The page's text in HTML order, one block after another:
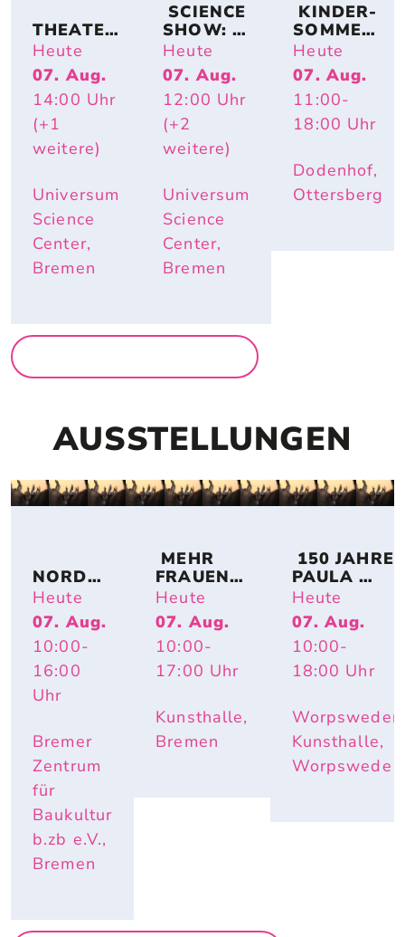
THEATER
KOLLEKT
IV
KA2OH –
DU. WIR.
UND ICH.
Heute
07. Aug.
14:00 Uhr
(+1
weitere)
Universum
Science
Center,
Bremen
SCIENCE
SHOW:
TIERISCH
HEISS – W
ARUM R
OTE W
ANGEN U
ND E
LEFANTE
IM S
OMMER N
ÜTZLICH
SIND
Heute
07. Aug.
12:00 Uhr
(+2
weitere)
Universum
Science
Center,
Bremen
KINDER-
SOMMER-
ACTION
Heute
07. Aug.
11:00-
18:00 Uhr
Dodenhof,
Ottersberg
AUSSTELLUNGEN
NORDSE
E IM
UMBAU
– A
TOPOGR
APHY
OF
CHANGE
Heute
07. Aug.
10:00-
16:00
Uhr
Bremer
Zentrum
für
Baukultur
b.zb e.V.,
Bremen
MEHR
FRAUEN!
BREMER
KÜNSTLE
RINNEN
AUF
PAPIER
Heute
07. Aug.
10:00-
17:00 Uhr
Kunsthalle,
Bremen
150 JAHRE
PAULA
MODERSO
HN-
BECKER:
IMPULS
PAULA –
LONGEVIAL
Heute
07. Aug.
10:00-
18:00 Uhr
Worpsweder
Kunsthalle,
Worpswede